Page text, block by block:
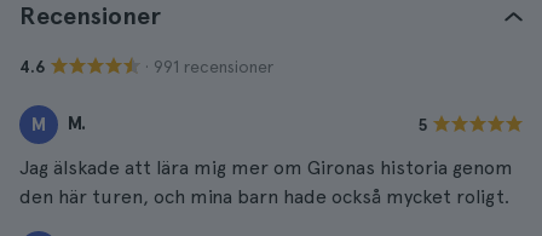
Recensioner
4.6 · 991 recensioner
M M. 5
Jag älskade att lära mig mer om Gironas historia genom
den här turen, och mina barn hade också mycket roligt.